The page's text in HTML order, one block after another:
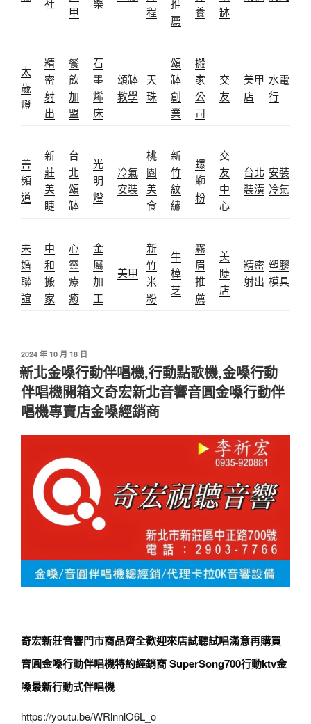
社
甲
樂
程
推
薦
養
缽
太
歲
燈
精
密
射
出
餐
飲
加
盟
石
墨
烯
床
頌缽
教學
天
珠
頌
缽
創
業
搬
家
公
司
交
友
美甲
店
水電
行
善
頻
道
新
莊
美
睫
台
北
頌
缽
光
明
燈
冷氣
安裝
桃
園
美
食
新
竹
紋
繡
螺
螄
粉
交
友
中
心
台北
裝潢
安裝
冷氣
未
婚
聯
誼
中
和
搬
家
心
靈
療
癒
金
屬
加
工
美甲
新
竹
米
粉
牛
樟
芝
霧
眉
推
薦
美
睫
店
精密
射出
塑膠
模具
發
佈
於
2024 年 10 月 18 日
新北金嗓行動伴唱機,行動點歌機,金嗓行動
伴唱機開箱文奇宏新北音響音圓金嗓行動伴
唱機專賣店金嗓經銷商
奇宏新莊音響門市商品齊全歡迎來店試聽試唱滿意再購買
音圓金嗓行動伴唱機特約經銷商 SuperSong700行動ktv金
嗓最新行動式伴唱機
https://youtu.be/WRlnnlO6L_o